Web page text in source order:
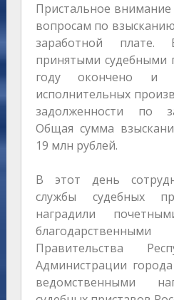
Пристальное внимание
вопросам по
заработной плате.
принятыми судебными
году окончено и
исполнительных
задолженности по
Общая сумма
19 млн рублей.
В этот день
службы судебных
наградили
Правительства
Администрации
ведомственными